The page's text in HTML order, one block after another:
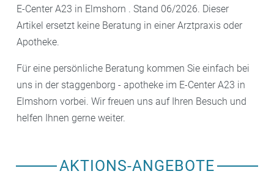
E-Center A23 in Elmshorn . Stand 06/2026. Dieser
Artikel ersetzt keine Beratung in einer Arztpraxis oder
Apotheke.
Für eine persönliche Beratung kommen Sie einfach bei
uns in der staggenborg - apotheke im E-Center A23 in
Elmshorn vorbei. Wir freuen uns auf Ihren Besuch und
helfen Ihnen gerne weiter.
AKTIONS-ANGEBOTE